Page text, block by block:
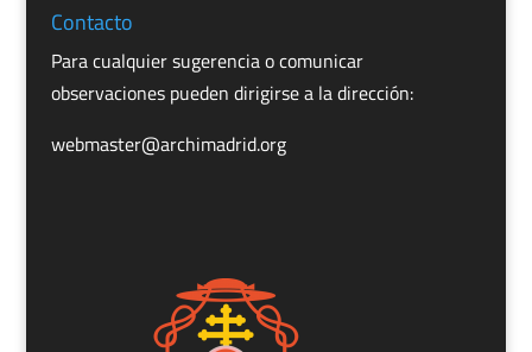
Contacto
Para cualquier sugerencia o comunicar
observaciones pueden dirigirse a la dirección:
webmaster@archimadrid.org